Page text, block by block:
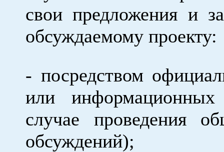
свои предложения и
обсуждаемому проекту:
- посредством
или
случае проведения
обсуждений);